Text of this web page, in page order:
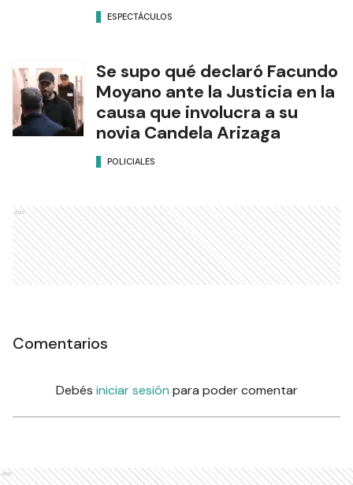
ESPECTÁCULOS
Se supo qué declaró Facundo
Moyano ante la Justicia en la
causa que involucra a su
novia Candela Arizaga
POLICIALES
Ads
Comentarios
Debés iniciar sesión para poder comentar
Ads